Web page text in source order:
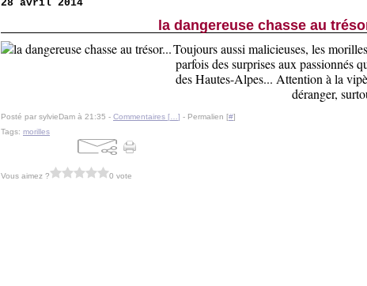
28 avril 2014
la dangereuse chasse au
Toujours aussi malicieuses, les
parfois des surprises aux passionnés
des Hautes-Alpes... Attention à la
déranger,
Posté par sylvieDam à 21:35 - Commentaires [ ] - Permalien [#]
Tags: morilles
Vous aimez ? 0 vote